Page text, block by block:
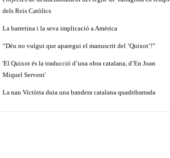
dels Reis Catòlics
La barretina i la seva implicació a Amèrica
“Déu no vulgui que aparegui el manuscrit del ‘Quixot’!”
'El Quixot és la traducció d’una obra catalana, d’En Joan
Miquel Servent'
La nau Victòria duia una bandera catalana quadribarrada